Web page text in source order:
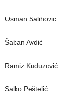
Osman Salihović
Šaban Avdić
Ramiz Kuduzović
Salko Peštelić